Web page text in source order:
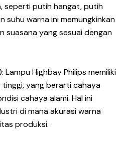
seperti putih hangat, putih
suhu warna ini memungkinkan
suasana yang sesuai dengan
Lampu Highbay Philips memiliki
yang berarti cahaya
cahaya alami. Hal ini
di mana akurasi warna
produksi.